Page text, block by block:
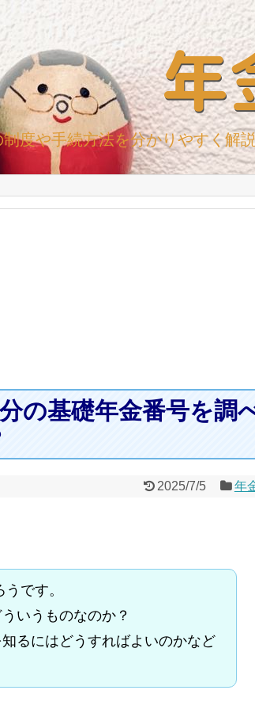
年
度や手続方法を分かりやすく解
の基礎年金番号を調
2025/7/5 年
です。
いうものなのか？
るにはどうすればよいのかなど